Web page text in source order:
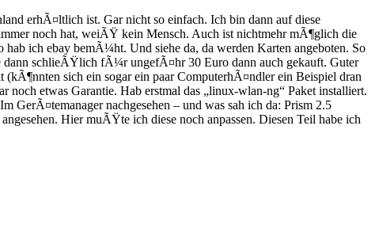
erhÃ¤ltlich ist. Gar nicht so einfach. Ich bin dann auf diese
noch hat, weiÃŸ kein Mensch. Auch ist nichtmehr mÃ¶glich die
ich ebay bemÃ¼ht. Und siehe da, da werden Karten angeboten. So
dann schlieÃŸlich fÃ¼r ungefÃ¤hr 30 Euro dann auch gekauft. Guter
sich ein sogar ein paar ComputerhÃ¤ndler ein Beispiel dran
etwas Garantie. Hab erstmal das „linux-wlan-ng“ Paket installiert.
GerÃ¤temanager nachgesehen – und was sah ich da: Prism 2.5
Hier muÃŸte ich diese noch anpassen. Diesen Teil habe ich